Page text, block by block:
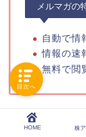
メルマガの
自動で情
情報の速
無料で閲
法人企業が運営
HOME 株
目次へ